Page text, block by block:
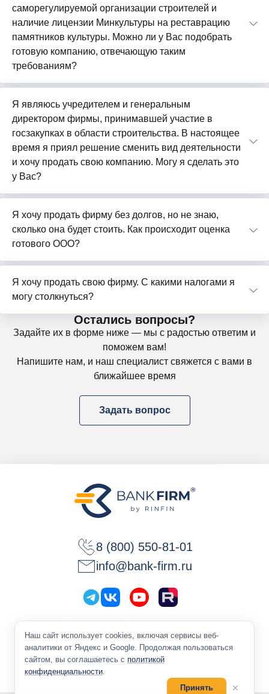
саморегулируемой организации строителей и
наличие лицензии Минкультуры на реставрацию
памятников культуры. Можно ли у Вас подобрать
готовую компанию, отвечающую таким
требованиям?
Я являюсь учредителем и генеральным
директором фирмы, принимавшей участие в
госзакупках в области строительства. В настоящее
время я приял решение сменить вид деятельности
и хочу продать свою компанию. Могу я сделать это
у Вас?
Я хочу продать фирму без долгов, но не знаю,
сколько она будет стоить. Как происходит оценка
готового ООО?
Я хочу продать свою фирму. С какими налогами я
могу столкнуться?
Остались вопросы?
Задайте их в форме ниже — мы с радостью ответим и
поможем вам!
Напишите нам, и наш специалист свяжется с вами в
ближайшее время
Задать вопрос
8 (800) 550-81-01
info@bank-firm.ru
Оферта
Наш сайт использует cookies, включая сервисы веб-
аналитики от Яндекс и Google. Продолжая пользоваться
сайтом, вы соглашаетесь с политикой
конфиденциальности.
Принять
✕